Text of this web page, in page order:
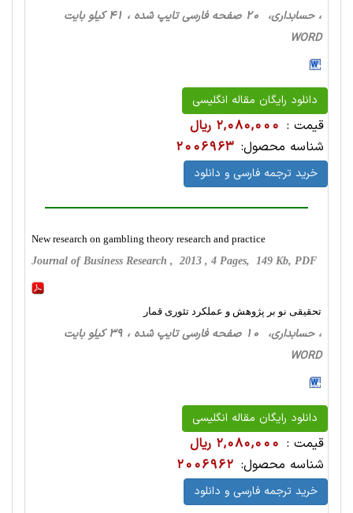
، حسابداری، 20 صفحه فارسی تایپ شده ، 41 کیلو بایت
WORD
دانلود رایگان مقاله انگلیسی
قیمت : 2,080,000 ریال
شناسه محصول: 2006963
خرید ترجمه فارسی و دانلود
New research on gambling theory research and practice
Journal of Business Research , 2013 , 4 Pages, 149 Kb, PDF
تحقیقی نو بر پژوهش و عملکرد تئوری قمار
، حسابداری، 10 صفحه فارسی تایپ شده ، 39 کیلو بایت
WORD
دانلود رایگان مقاله انگلیسی
قیمت : 2,080,000 ریال
شناسه محصول: 2006962
خرید ترجمه فارسی و دانلود